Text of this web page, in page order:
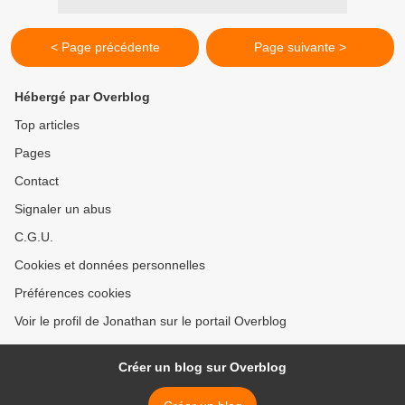
< Page précédente Page suivante >
Hébergé par Overblog
Top articles
Pages
Contact
Signaler un abus
C.G.U.
Cookies et données personnelles
Préférences cookies
Voir le profil de Jonathan sur le portail Overblog
Créer un blog sur Overblog